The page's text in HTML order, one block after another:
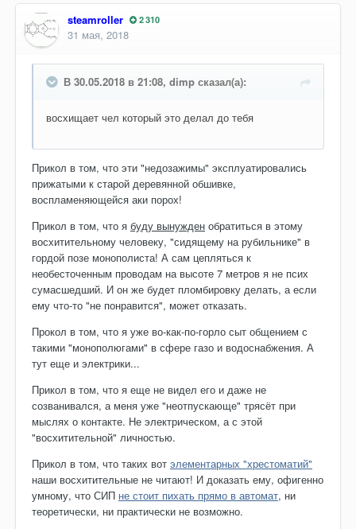
steamroller 2 310
31 мая, 2018
В 30.05.2018 в 21:08, dimp сказал(а):
восхищает чел который это делал до тебя
Прикол в том, что эти "недозажимы" эксплуатировались
прижатыми к старой деревянной обшивке,
воспламеняющейся аки порох!
Прикол в том, что я буду вынужден обратиться в этому
восхитительному человеку, "сидящему на рубильнике" в
гордой позе монополиста! А сам цепляться к
необесточенным проводам на высоте 7 метров я не псих
сумасшедший. И он же будет пломбировку делать, а если
ему что-то "не понравится", может отказать.
Прокол в том, что я уже во-как-по-горло сыт общением с
такими "монополюгами" в сфере газо и водоснабжения. А
тут еще и электрики...
Прикол в том, что я еще не видел его и даже не
созванивался, а меня уже "неотпускающе" трясёт при
мыслях о контакте. Не электрическом, а с этой
"восхитительной" личностью.
Прикол в том, что таких вот элементарных "хрестоматий"
наши восхитительные не читают! И доказать ему, офигенно
умному, что СИП не стоит пихать прямо в автомат, ни
теоретически, ни практически не возможно.